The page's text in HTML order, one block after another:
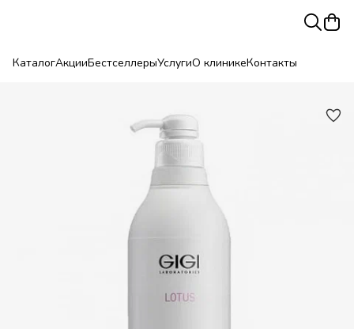
КаталогАкцииБестселлерыУслугиО клиникеКонтакты